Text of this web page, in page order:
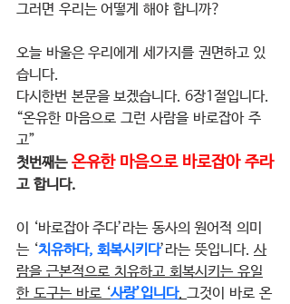
그러면 우리는 어떻게 해야 합니까?
오늘 바울은 우리에게 세가지를 권면하고 있
습니다.
다시한번 본문을 보겠습니다. 6장1절입니다.
“온유한 마음으로 그런 사람을 바로잡아 주
고”
첫번째는 온유한 마음으로 바로잡아 주라
고 합니다.
이 ‘바로잡아 주다’라는 동사의 원어적 의미
는 ‘치유하다, 회복시키다’라는 뜻입니다. 사
람을 근본적으로 치유하고 회복시키는 유일
한 도구는 바로 ‘사랑’입니다. 그것이 바로 온